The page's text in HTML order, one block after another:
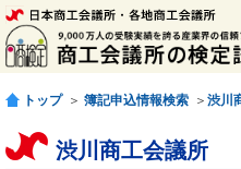
トップ ＞ 簿記申込情報検索 ＞ 渋川
渋川商工会議所